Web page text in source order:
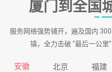
厦门到全国
服务网络强势铺开，遍及国内
镇，全力击破 “最后一公里
安徽 北京 福建